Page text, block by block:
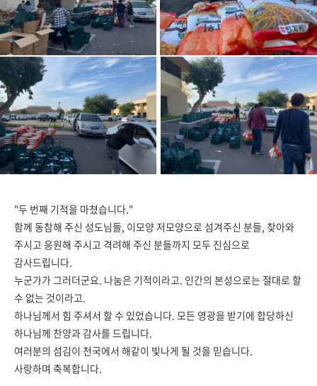
"두 번째 기적을 마쳤습니다."
함께 동참해 주신 성도님들, 이모양 저모양으로 섬겨주신 분들, 찾아와
주시고 응원해 주시고 격려해 주신 분들까지 모두 진심으로
감사드립니다.
누군가가 그러더군요. 나눔은 기적이라고. 인간의 본성으로는 절대로 할
수 없는 것이라고.
하나님께서 힘 주셔서 할 수 있었습니다. 모든 영광을 받기에 합당하신
하나님께 찬양과 감사를 드립니다.
여러분의 섬김이 천국에서 해같이 빛나게 될 것을 믿습니다.
사랑하며 축복합니다.